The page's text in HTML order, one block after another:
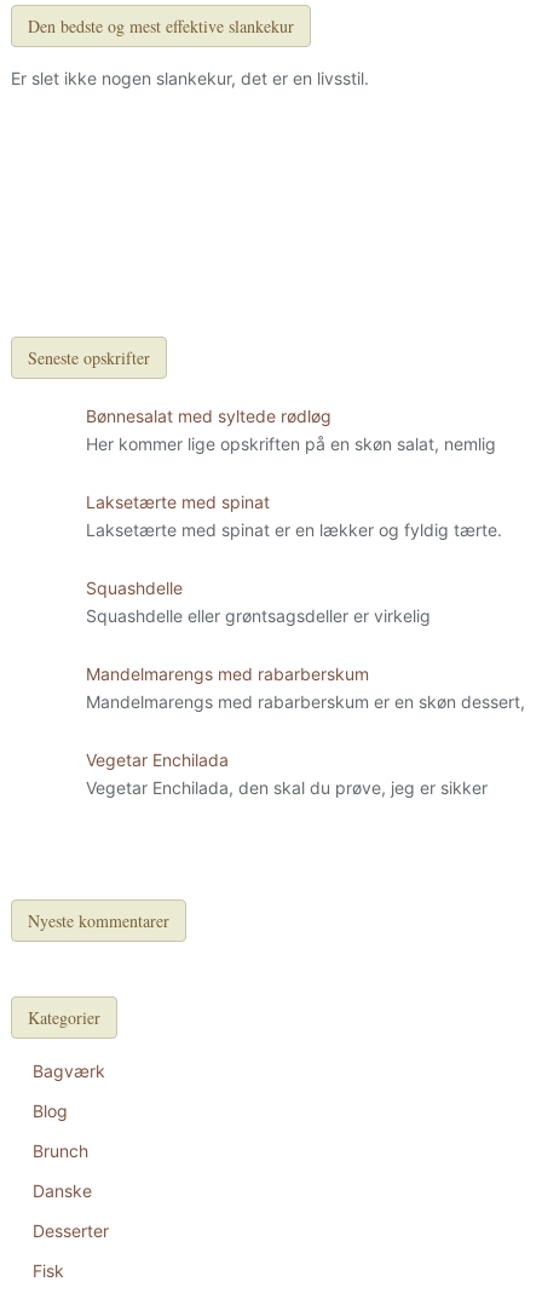
Den bedste og mest effektive slankekur
Er slet ikke nogen slankekur, det er en livsstil.
Seneste opskrifter
Bønnesalat med syltede rødløg
Her kommer lige opskriften på en skøn salat, nemlig
Laksetærte med spinat
Laksetærte med spinat er en lækker og fyldig tærte.
Squashdelle
Squashdelle eller grøntsagsdeller er virkelig
Mandelmarengs med rabarberskum
Mandelmarengs med rabarberskum er en skøn dessert,
Vegetar Enchilada
Vegetar Enchilada, den skal du prøve, jeg er sikker
Nyeste kommentarer
Kategorier
Bagværk
Blog
Brunch
Danske
Desserter
Fisk